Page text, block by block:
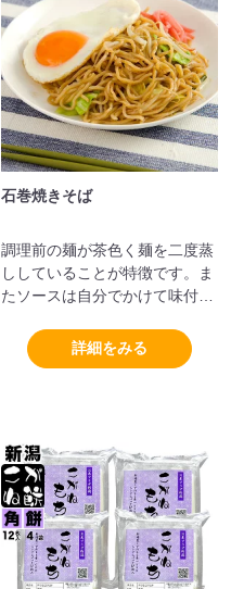
石巻焼きそば
調理前の麺が茶色く麺を二度蒸
ししていることが特徴です。ま
たソースは自分でかけて味付け
ています。詳細をみる